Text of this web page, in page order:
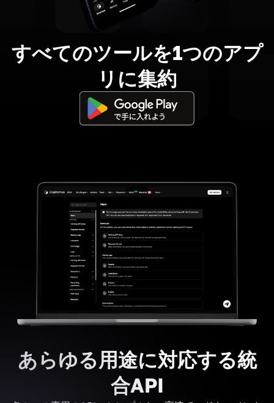
すべてのツールを1つのアプ
リに集約
あらゆる用途に対応する統
合API